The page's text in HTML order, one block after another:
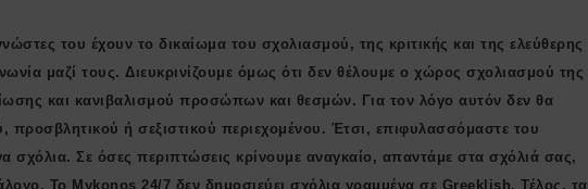
του έχουν το δικαίωμα του σχολιασμού, της κριτικής και της ελεύθερης
μαζί τους. Διευκρινίζουμε όμως ότι δεν θέλουμε ο χώρος σχολιασμού της
και κανιβαλισμού προσώπων και θεσμών. Για τον λόγο αυτόν δεν θα
προσβλητικού ή σεξιστικού περιεχομένου. Έτσι, επιφυλασσόμαστε του
σχόλια. Σε όσες περιπτώσεις κρίνουμε αναγκαίο, απαντάμε στα σχόλιά σας,
Το Μykonos 24/7 δεν δημοσιεύει σχόλια γραμμένα σε Greeklish. Τέλος, τα